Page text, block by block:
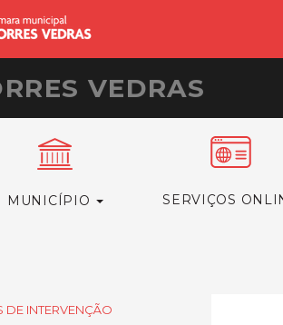
VEDRAS
MUNICÍPIO SERVIÇOS
DE INTERVENÇÃO